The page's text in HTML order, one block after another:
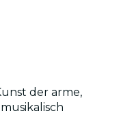
der arme,